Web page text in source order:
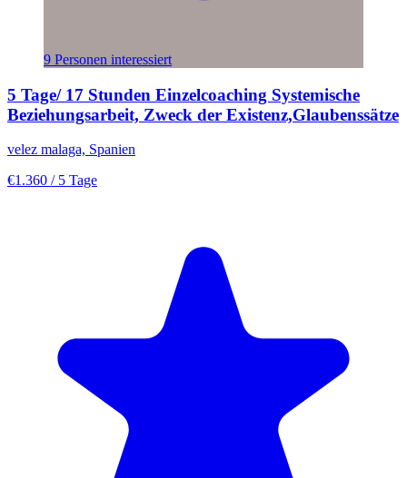
9 Personen interessiert
5 Tage/ 17 Stunden Einzelcoaching Systemische
Beziehungsarbeit, Zweck der Existenz,Glaubenssätze
velez malaga, Spanien
€1.360 / 5 Tage